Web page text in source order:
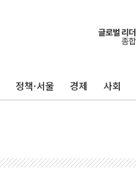
정책·서울 경제 사회